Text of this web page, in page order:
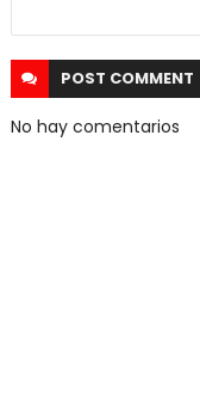
POST COMMENT
No hay comentarios